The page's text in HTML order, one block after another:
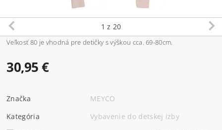
1 z 20
Veľkosť 80 je vhodná pre detičky s výškou cca. 69-80cm.
30,95 €
Značka
MEYCO
Kategória
Vybavenie do detskej izby